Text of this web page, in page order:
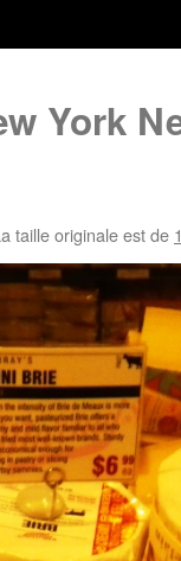
York
taille originale est de